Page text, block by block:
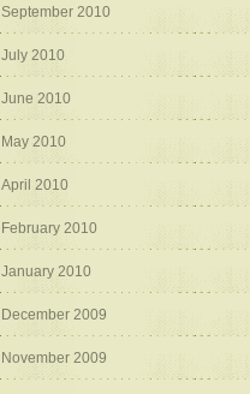
September 2010
July 2010
June 2010
May 2010
April 2010
February 2010
January 2010
December 2009
November 2009